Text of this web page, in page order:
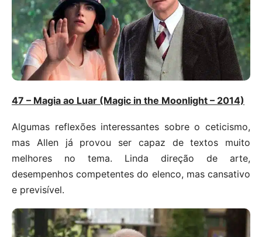
47 – Magia ao Luar (Magic in the Moonlight – 2014)
Algumas reflexões interessantes sobre o ceticismo,
mas Allen já provou ser capaz de textos muito
melhores no tema. Linda direção de arte,
desempenhos competentes do elenco, mas cansativo
e previsível.